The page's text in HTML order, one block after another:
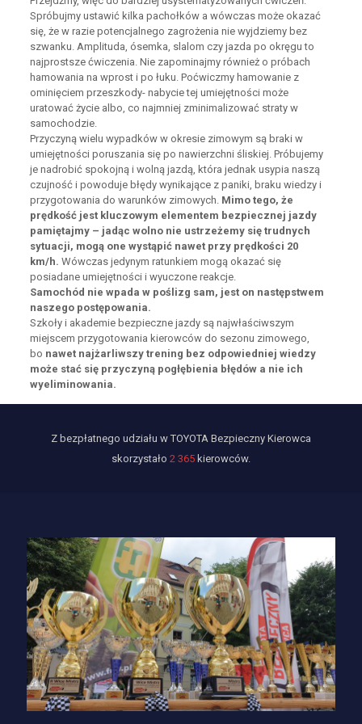
Spróbujmy ustawić kilka pachołków a wówczas może okazać
się, że w razie potencjalnego zagrożenia nie wyjdziemy bez
szwanku. Amplituda, ósemka, slalom czy jazda po okręgu to
najprostsze ćwiczenia. Nie zapominajmy również o próbach
hamowania na wprost i po łuku. Poćwiczmy hamowanie z
ominięciem przeszkody- nabycie tej umiejętności może
uratować życie albo, co najmniej zminimalizować straty w
samochodzie.
Przyczyną wielu wypadków w okresie zimowym są braki w
umiejętności poruszania się po nawierzchni śliskiej. Próbujemy
je nadrobić spokojną i wolną jazdą, która jednak usypia naszą
czujność i powoduje błędy wynikające z paniki, braku wiedzy i
przygotowania do warunków zimowych. Mimo tego, że
prędkość jest kluczowym elementem bezpiecznej jazdy
pamiętajmy – jadąc wolno nie ustrzeżemy się trudnych
sytuacji, mogą one wystąpić nawet przy prędkości 20
km/h. Wówczas jedynym ratunkiem mogą okazać się
posiadane umiejętności i wyuczone reakcje.
Samochód nie wpada w poślizg sam, jest on następstwem
naszego postępowania.
Szkoły i akademie bezpieczne jazdy są najwłaściwszym
miejscem przygotowania kierowców do sezonu zimowego,
bo nawet najżarliwszy trening bez odpowiedniej wiedzy
może stać się przyczyną pogłębienia błędów a nie ich
wyeliminowania.
Z bezpłatnego udziału w TOYOTA Bezpieczny Kierowca
skorzystało 2 365 kierowców.